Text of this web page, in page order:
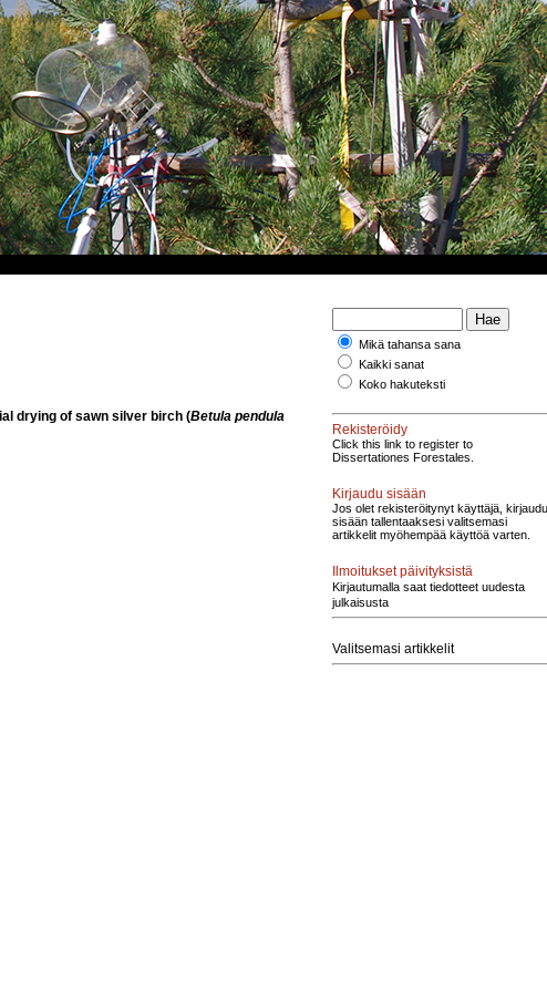
drying of sawn silver birch (Betula pendula
Mikä tahansa sana
Kaikki sanat
Koko hakuteksti
Rekisteröidy
Click this link to register to
Dissertationes Forestales.
Kirjaudu sisään
Jos olet rekisteröitynyt käyttäjä, kirjaudu
sisään tallentaaksesi valitsemasi
artikkelit myöhempää käyttöä varten.
Ilmoitukset päivityksistä
Kirjautumalla saat tiedotteet uudesta
julkaisusta
Valitsemasi artikkelit